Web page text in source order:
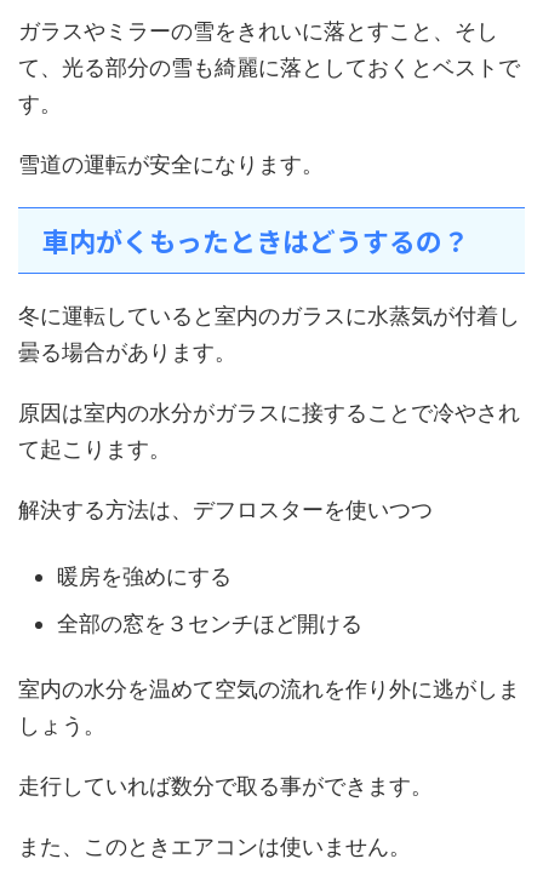
ガラスやミラーの雪をきれいに落とすこと、そし
て、光る部分の雪も綺麗に落としておくとベストで
す。
雪道の運転が安全になります。
車内がくもったときはどうするの？
冬に運転していると室内のガラスに水蒸気が付着し
曇る場合があります。
原因は室内の水分がガラスに接することで冷やされ
て起こります。
解決する方法は、デフロスターを使いつつ
暖房を強めにする
全部の窓を３センチほど開ける
室内の水分を温めて空気の流れを作り外に逃がしま
しょう。
走行していれば数分で取る事ができます。
また、このときエアコンは使いません。